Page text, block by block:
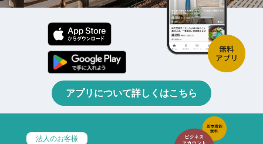
アプリについて詳しくはこちら
法人のお客様